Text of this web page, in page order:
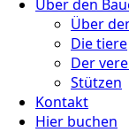
Über den
Über
Die tiere
Der
Stützen
Kontakt
Hier buchen